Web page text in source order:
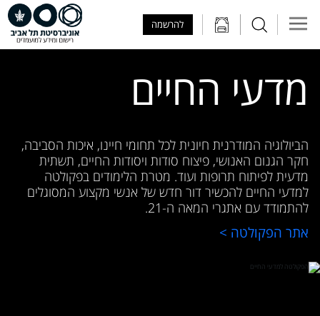
להרשמה
מדעי החיים
הביולוגיה המודרנית חיונית לכל תחומי חיינו, איכות הסביבה,
חקר הגנום האנושי, פיצוח סודות ויסודות החיים, תשתית
מדעית לפיתוח תרופות ועוד. מטרת הלימודים בפקולטה
למדעי החיים להכשיר דור חדש של אנשי מקצוע המסוגלים
להתמודד עם אתגרי המאה ה-21.
אתר הפקולטה >